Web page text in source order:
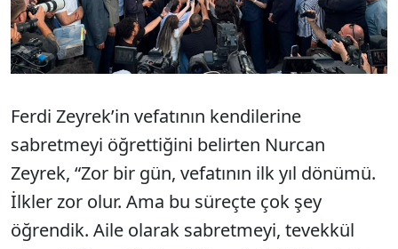
Ferdi Zeyrek’in vefatının kendilerine
sabretmeyi öğrettiğini belirten Nurcan
Zeyrek, “Zor bir gün, vefatının ilk yıl dönümü.
İlkler zor olur. Ama bu süreçte çok şey
öğrendik. Aile olarak sabretmeyi, tevekkül